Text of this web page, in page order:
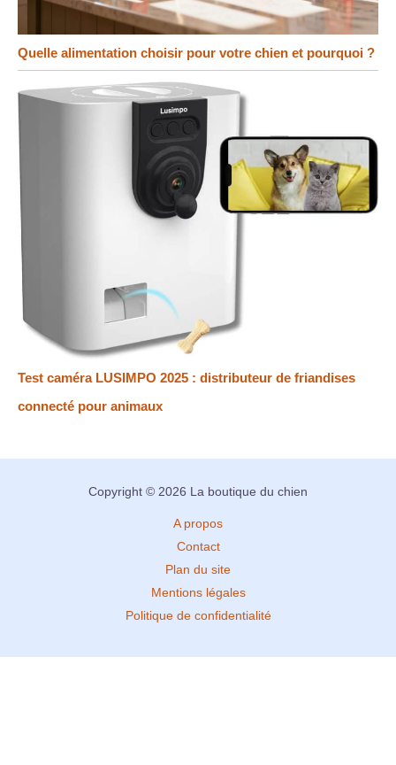
Quelle alimentation choisir pour votre chien et pourquoi ?
Test caméra LUSIMPO 2025 : distributeur de friandises
connecté pour animaux
Copyright © 2026 La boutique du chien
A propos
Contact
Plan du site
Mentions légales
Politique de confidentialité